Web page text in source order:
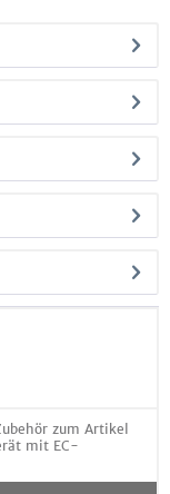
zum Artikel
mit EC-